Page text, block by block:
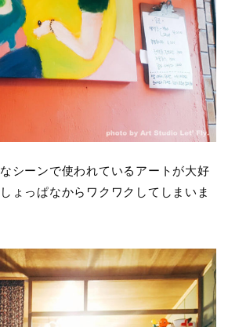
シーンで使われているアートが大好
ょっぱなからワクワクしてしまいま